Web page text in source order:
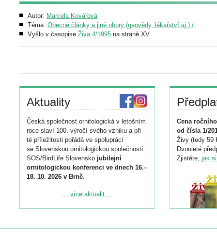
Autor: Marcela Kovářová
Téma: Obecné články a jiné obory (geovědy, lékařství aj.) /
Vyšlo v časopise Živa 4/1995 na straně XV
Aktuality
Česká společnost ornitologická v letošním
roce slaví 100. výročí svého vzniku a při
té příležitosti pořádá ve spolupráci
se Slovenskou ornitologickou společností
SOS/BirdLife Slovensko jubilejní
ornitologickou konferenci ve dnech 16.–
18. 10. 2026 v Brně.
Podrobnější informace ke konferenci
Registrovat se můžete do 6. září.
... více aktualit ...
Cena
od čísla 1/
Živy (tedy 59
Dvouleté
Zjistěte, jak